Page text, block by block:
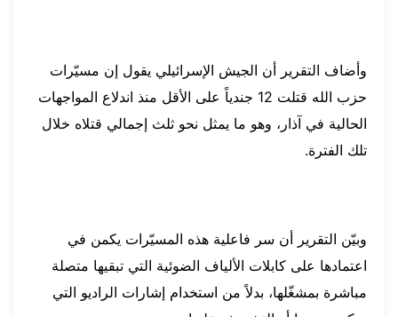
وأضاف التقرير أن الجيش الإسرائيلي يقول إن مسيّرات
حزب الله قتلت 12 جندياً على الأقل منذ اندلاع المواجهات
الحالية في آذار، وهو ما يمثل نحو ثلث إجمالي قتلاه خلال
تلك الفترة.
وبيّن التقرير أن سر فاعلية هذه المسيّرات يكمن في
اعتمادها على كابلات الألياف الضوئية التي تبقيها متصلة
مباشرة بمشغّلها، بدلاً من استخدام إشارات الراديو التي